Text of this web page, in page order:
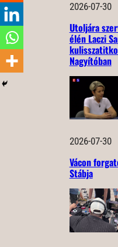
2026-07-30
Utoljára
élén Laczi
Nagyítóban
2026-07-30
Vácon
Stábja